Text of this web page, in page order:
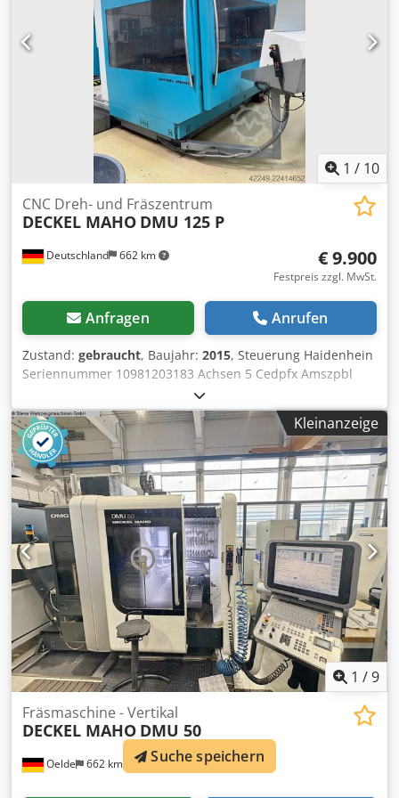
mit Zahnriemen und 2 Getriebestufen - Vollschutzkabine
mit Schiebetür - schwenkbares Bedienpult -
Kühlmitteldüsen am Vertikalkopf - Spänewanne mit
Kühlmittelbehälter und Kühlschmierstoffpumpe -
Arbeitsraumbeleuchtung - Dokumentation vorhanden
Platzbedarf L x B x H 2000 x 2000 x 2100 mm Gewicht 1750
kg guter Zustand
1 / 10
Deutschland 662 km
CNC Dreh- und Fräszentrum
DECKEL MAHO DMU 125 P
€ 9.900
Festpreis zzgl. MwSt.
Anfragen Anrufen
Zustand: gebraucht, Baujahr: 2015, Steuerung Haidenhein
Seriennummer 10981203183 Achsen 5 Cedpfx Amszpbl
Rjujrf SK40 Kopf ja x-Weg 1.250 mm y-Achse 1250 mm z-
Weg 1000 mm Werkstückdurchmesser: 1250 mm Zubehör
Ja nicht simultan
Kleinanzeige
1 /9
Oelde 662 km
Fräsmaschine - Vertikal
DECKEL MAHO DMU 50
Suche speichern